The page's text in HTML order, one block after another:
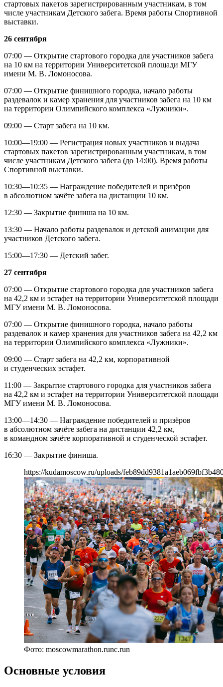
стартовых пакетов зарегистрированным участникам, в том
числе участникам Детского забега. Время работы Спортивной
выставки.
26 сентября
07:00 — Открытие стартового городка для участников забега
на 10 км на территории Университетской площади МГУ
имени М. В. Ломоносова.
07:00 — Открытие финишного городка, начало работы
раздевалок и камер хранения для участников забега на 10 км
на территории Олимпийского комплекса «Лужники».
09:00 — Старт забега на 10 км.
10:00—19:00 — Регистрация новых участников и выдача
стартовых пакетов зарегистрированным участникам, в том
числе участникам Детского забега (до 14:00). Время работы
Спортивной выставки.
10:30—10:35 — Награждение победителей и призёров
в абсолютном зачёте забега на дистанции 10 км.
12:30 — Закрытие финиша на 10 км.
13:30 — Начало работы раздевалок и детской анимации для
участников Детского забега.
15:00—17:30 — Детский забег.
27 сентября
07:00 — Открытие стартового городка для участников забега
на 42,2 км и эстафет на территории Университетской площади
МГУ имени М. В. Ломоносова.
07:00 — Открытие финишного городка, начало работы
раздевалок и камер хранения для участников забега на 42,2 км
на территории Олимпийского комплекса «Лужники».
09:00 — Старт забега на 42,2 км, корпоративной
и студенческих эстафет.
11:00 — Закрытие стартового городка для участников забега
на 42,2 км и эстафет на территории Университетской площади
МГУ имени М. В. Ломоносова.
13:00—14:30 — Награждение победителей и призёров
в абсолютном зачёте забега на дистанции 42,2 км,
в командном зачёте корпоративной и студенческой эстафет.
16:30 — Закрытие финиша.
https://kudamoscow.ru/uploads/
Фото: moscowmarathon.runc.run
Основные условия